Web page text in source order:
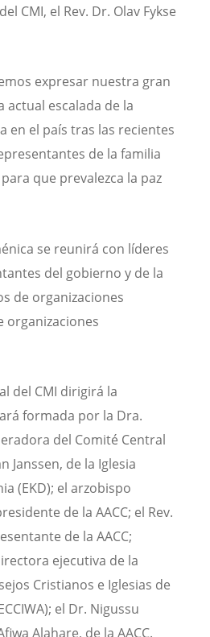
CMI, el Rev. Dr. Olav Fykse
expresar nuestra gran
escalada de la
en el país tras las recientes
de la familia
que prevalezca la paz
se reunirá con líderes
del gobierno y de la
de organizaciones
organizaciones
del CMI dirigirá la
formada por la Dra.
del Comité Central
Janssen, de la Iglesia
(EKD); el arzobispo
de la AACC; el Rev.
de la AACC;
ejecutiva de la
Cristianos e Iglesias de
el Dr. Nigussu
Alahare, de la AACC.